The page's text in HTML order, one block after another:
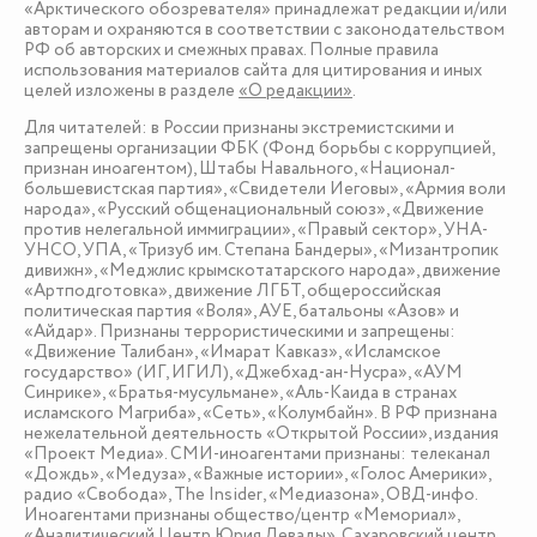
«Арктического обозревателя» принадлежат редакции и/или
авторам и охраняются в соответствии с законодательством
РФ об авторских и смежных правах. Полные правила
использования материалов сайта для цитирования и иных
целей изложены в разделе «О редакции».
Для читателей: в России признаны экстремистскими и
запрещены организации ФБК (Фонд борьбы с коррупцией,
признан иноагентом), Штабы Навального, «Национал-
большевистская партия», «Свидетели Иеговы», «Армия воли
народа», «Русский общенациональный союз», «Движение
против нелегальной иммиграции», «Правый сектор», УНА-
УНСО, УПА, «Тризуб им. Степана Бандеры», «Мизантропик
дивижн», «Меджлис крымскотатарского народа», движение
«Артподготовка», движение ЛГБТ, общероссийская
политическая партия «Воля», АУЕ, батальоны «Азов» и
«Айдар». Признаны террористическими и запрещены:
«Движение Талибан», «Имарат Кавказ», «Исламское
государство» (ИГ, ИГИЛ), «Джебхад-ан-Нусра», «АУМ
Синрике», «Братья-мусульмане», «Аль-Каида в странах
исламского Магриба», «Сеть», «Колумбайн». В РФ признана
нежелательной деятельность «Открытой России», издания
«Проект Медиа». СМИ-иноагентами признаны: телеканал
«Дождь», «Медуза», «Важные истории», «Голос Америки»,
радио «Свобода», The Insider, «Медиазона», ОВД-инфо.
Иноагентами признаны общество/центр «Мемориал»,